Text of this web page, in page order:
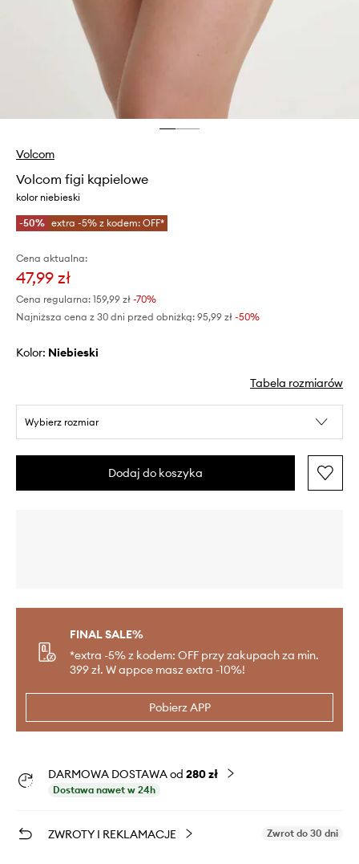
Volcom
Volcom figi kąpielowe
kolor niebieski
-50% extra -5% z kodem: OFF*
Cena aktualna:
47,99 zł
Cena regularna: 159,99 zł -70%
Najniższa cena z 30 dni przed obniżką: 95,99 zł -50%
Kolor: niebieski
Tabela rozmiarów
Wybierz rozmiar
Dodaj do koszyka
FINAL SALE%
*extra -5% z kodem: OFF przy zakupach za min.
399 zł. W appce masz extra -10%!
Pobierz APP
DARMOWA DOSTAWA od 280 zł
Dostawa nawet w 24h
ZWROTY I REKLAMACJE Zwrot do 30 dni